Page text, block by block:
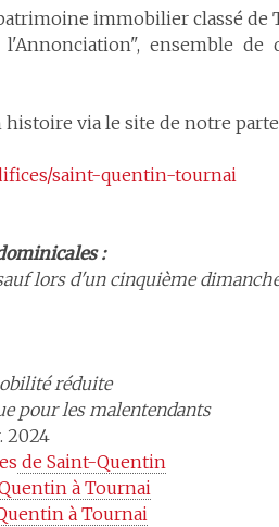
immobilier classé de
ensemble
histoire via le site de notre
saint-quentin-tournai
:
lors d'un cinquième
réduite
pour les malentendants
2024
de Saint-Quentin
à Tournai
à Tournai